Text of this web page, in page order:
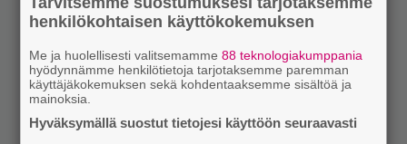
henkilökohtaisen käyttökokemuksen
Me ja huolellisesti valitsemamme88 teknologiakumppania
hyödynnämme henkilötietoja tarjotaksemme paremman
käyttäjäkokemuksen sekä kohdentaaksemme sisältöä ja
mainoksia.
Hyväksymällä suostut tietojesi käyttöön seuraavasti